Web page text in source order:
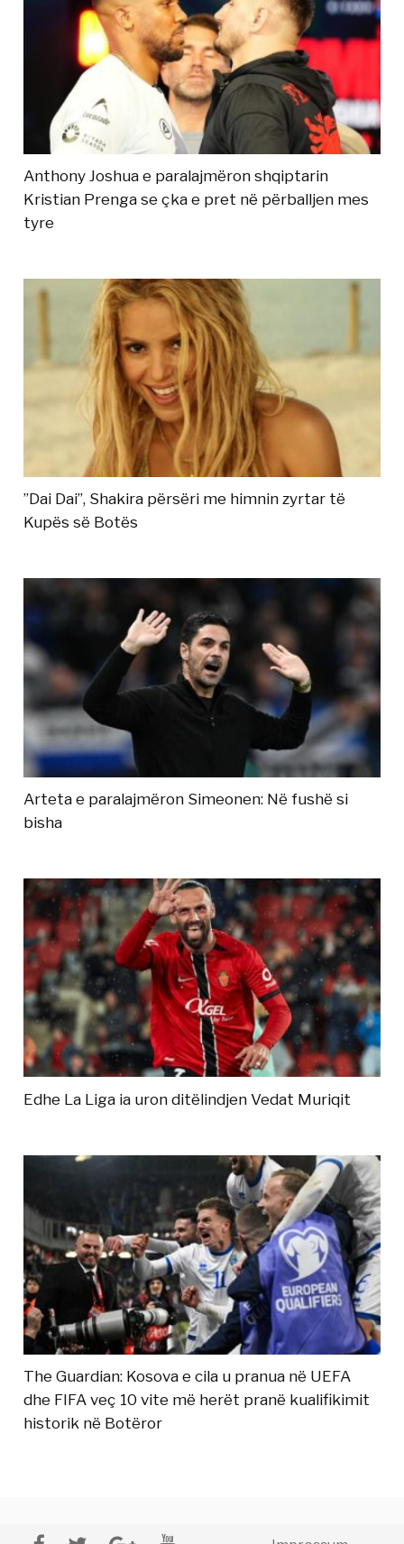
Anthony Joshua e paralajmëron shqiptarin
Kristian Prenga se çka e pret në përballjen mes
tyre
”Dai Dai”, Shakira përsëri me himnin zyrtar të
Kupës së Botës
Arteta e paralajmëron Simeonen: Në fushë si
bisha
Edhe La Liga ia uron ditëlindjen Vedat Muriqit
The Guardian: Kosova e cila u pranua në UEFA
dhe FIFA veç 10 vite më herët pranë kualifikimit
historik në Botëror